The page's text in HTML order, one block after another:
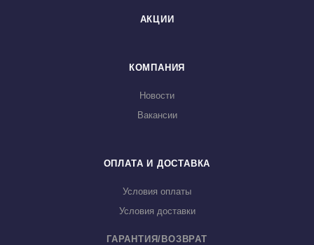
АКЦИИ
КОМПАНИЯ
Новости
Вакансии
ОПЛАТА И ДОСТАВКА
Условия оплаты
Условия доставки
ГАРАНТИЯ/ВОЗВРАТ